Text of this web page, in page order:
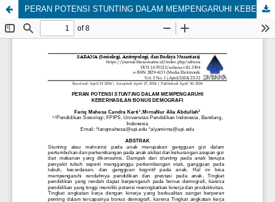
PERAN POTENSI STUNTING DALAM MEMPENGARUHI KEBERHASILAN BONUS DEMOGRAFI